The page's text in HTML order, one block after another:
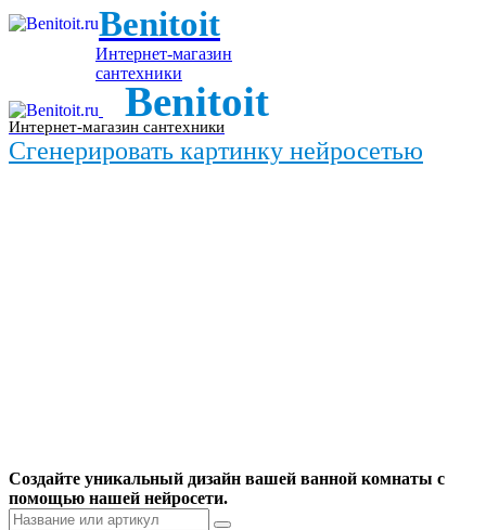
Benitoit
Интернет-магазин
сантехники
Benitoit
Интернет-магазин сантехники
Сгенерировать картинку нейросетью
Создайте уникальный дизайн вашей ванной комнаты с
помощью нашей нейросети.